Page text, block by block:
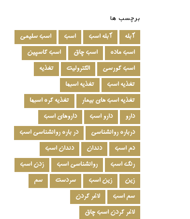
برچسب ها
آبله آبله اسب اسب اسب سلیمی
اسب ماده اسب چاق اسب کاسپین
اسب کورسی الکترولیت تغذیه
تغذیه اسب تغذیه اسبها
تغذیه اسب های بیمار تغذیه کره اسبها
دارو دارو اسب داروهای اسب
درباره روانشناسی در باره روانشناسی اسب
دم اسب دندان دندان اسب
رنگ اسب روانشناسی اسب زدن اسب
زین زین اسب سردست سم
سم اسب لاغر کردن
لاغر کردن اسب چاق